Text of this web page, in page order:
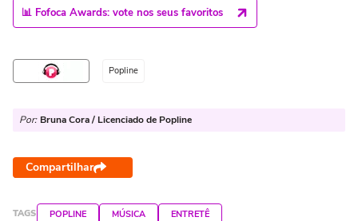
📊 Fofoca Awards: vote nos seus favoritos
Popline
Por: Bruna Cora / Licenciado de Popline
Compartilhar
TAGS POPLINE MÚSICA ENTRETÊ